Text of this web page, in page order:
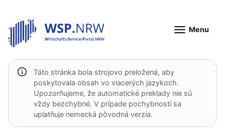
Menu
Táto stránka bola strojovo preložená, aby
poskytovala obsah vo viacerých jazykoch.
Upozorňujeme, že automatické preklady nie sú
vždy bezchybné. V prípade pochybností sa
uplatňuje nemecká pôvodná verzia.